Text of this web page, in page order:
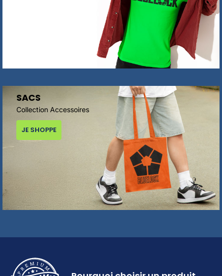
SACS
Collection Accessoires
JE SHOPPE